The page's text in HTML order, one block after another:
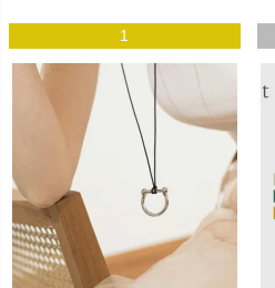
1